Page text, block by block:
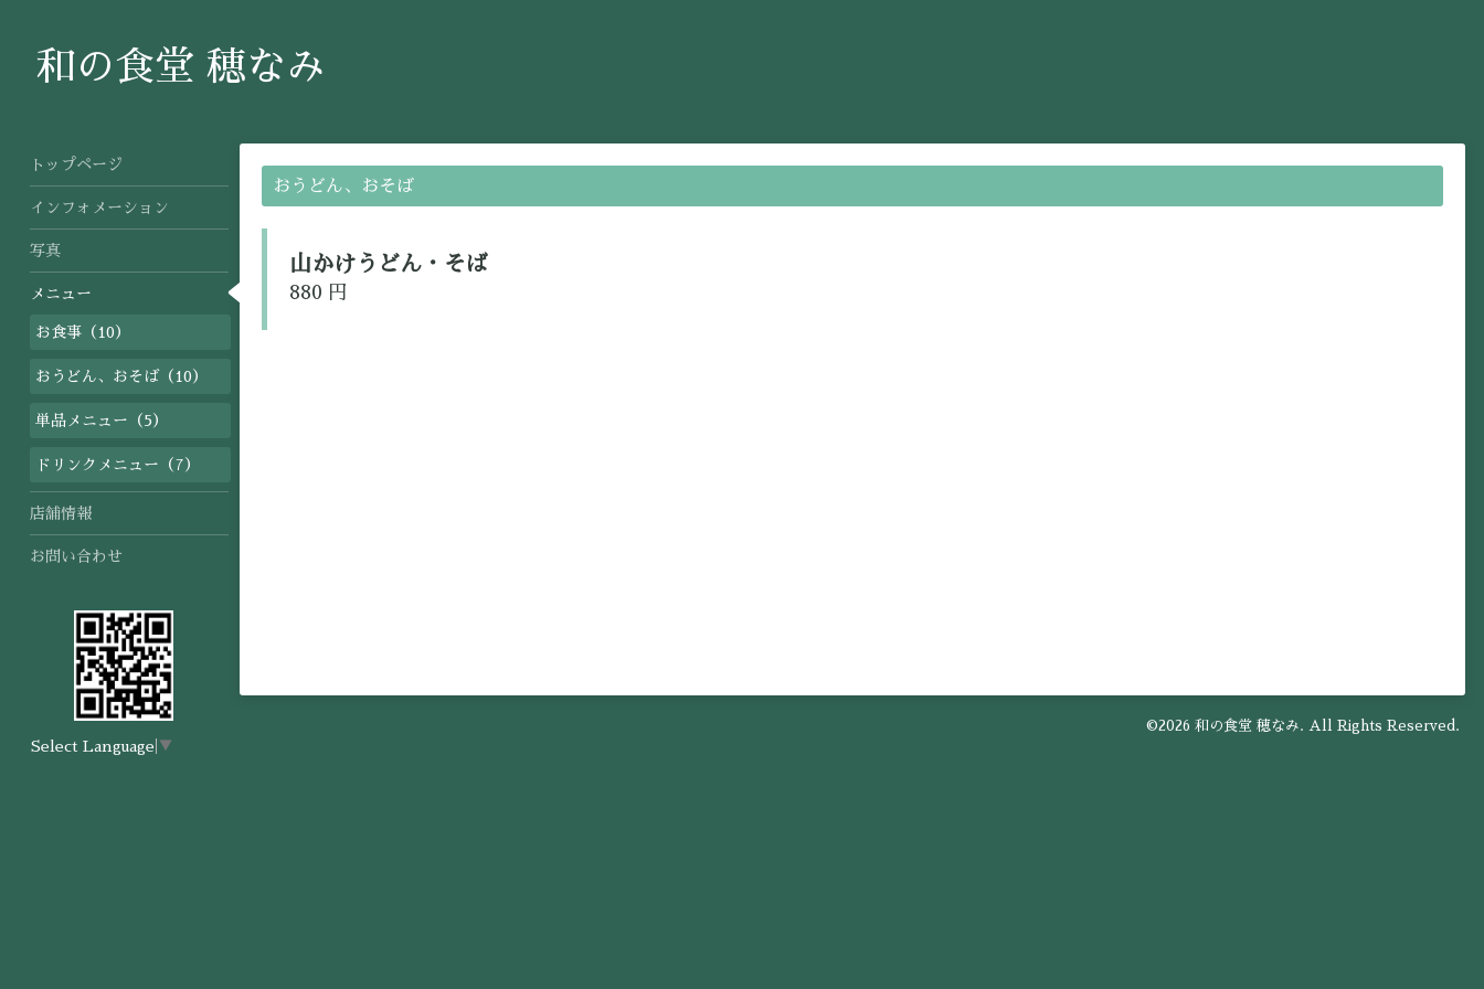
和の食堂 穂なみ
おうどん、おそば
山かけうどん・そば
880 円
©2026 和の食堂 穂なみ. All Rights Reserved.
トップページ
インフォメーション
写真
メニュー
お食事（10）
おうどん、おそば（10）
単品メニュー（5）
ドリンクメニュー（7）
店舗情報
お問い合わせ
Select Language ▼